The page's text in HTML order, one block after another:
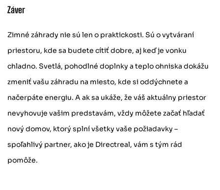
Záver
Zimné záhrady nie sú len o praktickosti. Sú o vytváraní
priestoru, kde sa budete cítiť dobre, aj keď je vonku
chladno. Svetlá, pohodlné doplnky a teplo ohniska dokážu
zmeniť vašu záhradu na miesto, kde si oddýchnete a
načerpáte energiu. A ak sa ukáže, že váš aktuálny priestor
nevyhovuje vašim predstavám, vždy môžete začať hľadať
nový domov, ktorý splní všetky vaše požiadavky –
spoľahlivý partner, ako je Directreal, vám s tým rád
pomôže.